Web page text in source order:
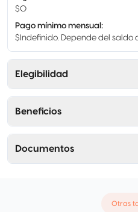
$0
Pago mínimo mensual :
$Indefinido. Depende del saldo
Elegibilidad
Beneficios
Documentos
Otras